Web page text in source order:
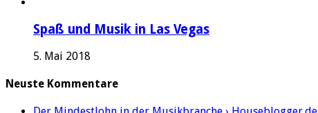
Spaß und Musik in Las Vegas
5. Mai 2018
Neuste Kommentare